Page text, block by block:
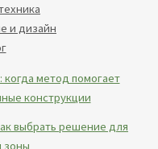
и дизайн
метод помогает
конструкции
выбрать решение для
зоны